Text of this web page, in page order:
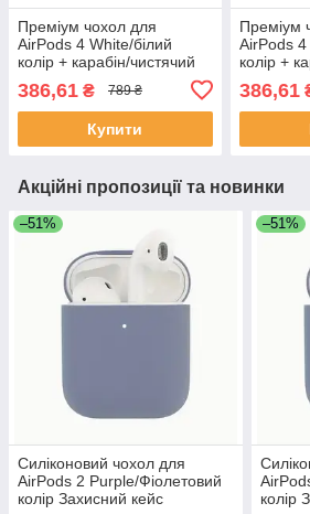
Преміум чохол для
AirPods 4 White/білий
колір + карабін/чистячий
386,61 ₴ 789 ₴
Купити
Преміум
AirPods
колір +
386,61
Акційні пропозиції та новинки
–51%
Силіконовий чохол для
AirPods 2 Purple/Фіолетовий
колір Захисний кейс
–51%
колір